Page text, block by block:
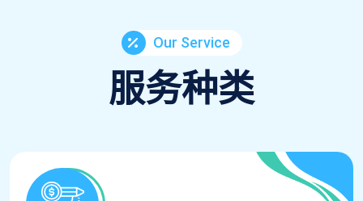
Our Service
服务种类